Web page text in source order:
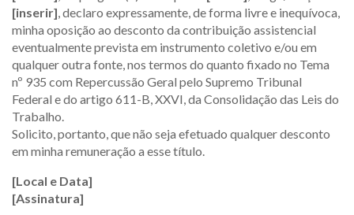
[inserir], declaro expressamente, de forma livre e inequívoca,
minha oposição ao desconto da contribuição assistencial
eventualmente prevista em instrumento coletivo e/ou em
qualquer outra fonte, nos termos do quanto fixado no Tema
nº 935 com Repercussão Geral pelo Supremo Tribunal
Federal e do artigo 611-B, XXVI, da Consolidação das Leis do
Trabalho.
Solicito, portanto, que não seja efetuado qualquer desconto
em minha remuneração a esse título.
[Local e Data]
[Assinatura]